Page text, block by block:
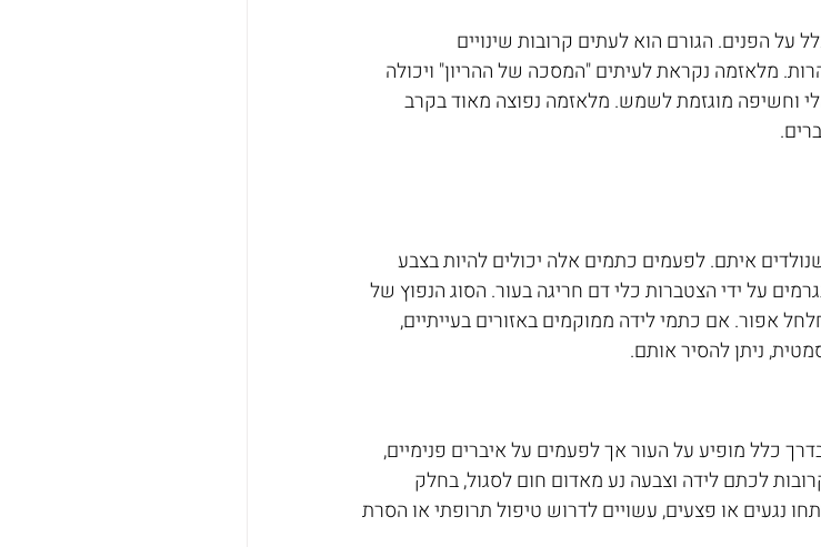
על הפנים. הגורם הוא לעתים קרובות שינויים
מלאזמה נקראת לעיתים "המסכה של ההריון" ויכולה
וחשיפה מוגזמת לשמש. מלאזמה נפוצה מאוד בקרב
איתם. לפעמים כתמים אלה יכולים להיות בצבע
על ידי הצטברות כלי דם חריגה בעור. הסוג הנפוץ של
אפור. אם כתמי לידה ממוקמים באזורים בעייתיים,
ניתן להסיר אותם.
כלל מופיע על העור אך לפעמים על איברים פנימיים,
לכתם לידה וצבעה נע מאדום חום לסגול, בחלק
אחרים, שפיתחו נגעים או פצעים, עשויים לדרוש טיפול תרופתי או הסרת